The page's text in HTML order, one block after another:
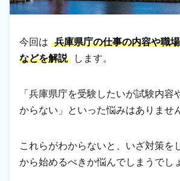
今回は
兵庫県庁の仕事の内容や職
などを解説
します。
「兵庫県庁を受験したいが試験内容
からない」といった悩みはありませ
これらがわからないと、いざ対策を
から始めるべきか悩んでしまうでし